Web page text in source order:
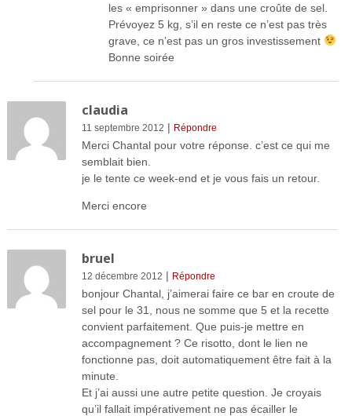
les « emprisonner » dans une croûte de sel.
Prévoyez 5 kg, s’il en reste ce n’est pas très
grave, ce n’est pas un gros investissement
Bonne soirée
claudia
11 septembre 2012 | Répondre
Merci Chantal pour votre réponse. c’est ce qui me
semblait bien.
je le tente ce week-end et je vous fais un retour.
Merci encore
bruel
12 décembre 2012 | Répondre
bonjour Chantal, j’aimerai faire ce bar en croute de
sel pour le 31, nous ne somme que 5 et la recette
convient parfaitement. Que puis-je mettre en
accompagnement ? Ce risotto, dont le lien ne
fonctionne pas, doit automatiquement être fait à la
minute.
Et j’ai aussi une autre petite question. Je croyais
qu’il fallait impérativement ne pas écailler le